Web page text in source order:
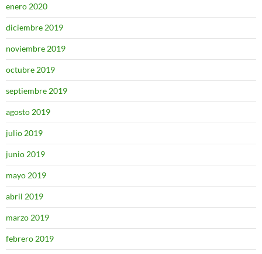
enero 2020
diciembre 2019
noviembre 2019
octubre 2019
septiembre 2019
agosto 2019
julio 2019
junio 2019
mayo 2019
abril 2019
marzo 2019
febrero 2019